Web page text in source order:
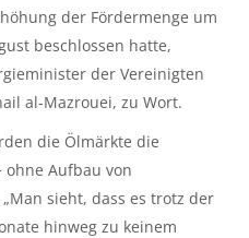
der Fördermenge um
beschlossen hatte,
der Vereinigten
al-Mazrouei, zu Wort.
die Ölmärkte die
ohne Aufbau von
sieht, dass es trotz der
hinweg zu keinem